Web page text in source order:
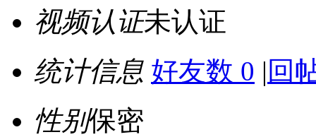
视频认证未认证
统计信息 好友数 0 | 回
性别保密